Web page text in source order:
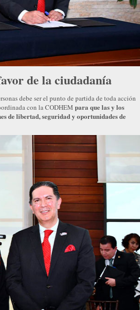
de la ciudadanía
debe ser el punto de partida de toda acción
con la CODHEM para que las y los
de libertad, seguridad y oportunidades de